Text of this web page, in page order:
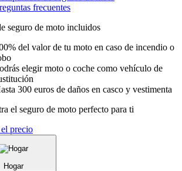
frecuentes
seguro de moto incluidos
del valor de tu moto en caso de incendio o
elegir moto o coche como vehículo de
300 euros de daños en casco y vestimenta
el seguro de moto perfecto para ti
precio
Hogar